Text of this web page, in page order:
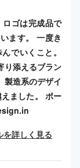
ゴは完成品で
ます。 一度き
でいくこと。
り添えるブラン
製造系のデザイ
ました。 ポー
を詳しく見る